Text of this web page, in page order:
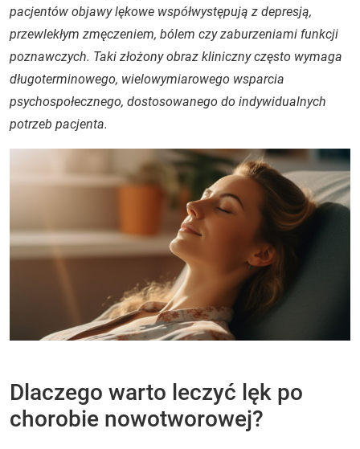
pacjentów objawy lękowe współwystępują z depresją,
przewlekłym zmęczeniem, bólem czy zaburzeniami funkcji
poznawczych. Taki złożony obraz kliniczny często wymaga
długoterminowego, wielowymiarowego wsparcia
psychospołecznego, dostosowanego do indywidualnych
potrzeb pacjenta.
Dlaczego warto leczyć lęk po
chorobie nowotworowej?